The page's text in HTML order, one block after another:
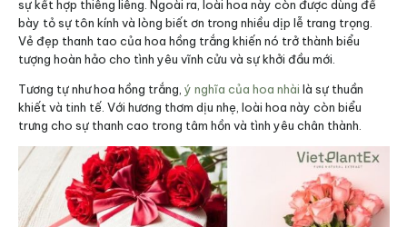
sự kết hợp thiêng liêng. Ngoài ra, loài hoa này còn được dùng để
bày tỏ sự tôn kính và lòng biết ơn trong nhiều dịp lễ trang trọng.
Vẻ đẹp thanh tao của hoa hồng trắng khiến nó trở thành biểu
tượng hoàn hảo cho tình yêu vĩnh cửu và sự khởi đầu mới.
Tương tự như hoa hồng trắng, ý nghĩa của hoa nhài là sự thuần
khiết và tinh tế. Với hương thơm dịu nhẹ, loài hoa này còn biểu
trưng cho sự thanh cao trong tâm hồn và tình yêu chân thành.